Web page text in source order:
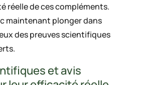
réelle de ces compléments.
maintenant plonger dans
des preuves scientifiques
et avis